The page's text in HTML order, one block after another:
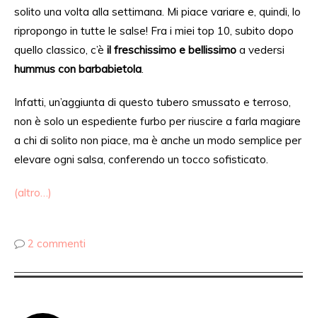
solito una volta alla settimana. Mi piace variare e, quindi, lo
ripropongo in tutte le salse! Fra i miei top 10, subito dopo
quello classico, c’è il freschissimo e bellissimo a vedersi
hummus con barbabietola.
Infatti, un’aggiunta di questo tubero smussato e terroso,
non è solo un espediente furbo per riuscire a farla magiare
a chi di solito non piace, ma è anche un modo semplice per
elevare ogni salsa, conferendo un tocco sofisticato.
(altro…)
2 commenti